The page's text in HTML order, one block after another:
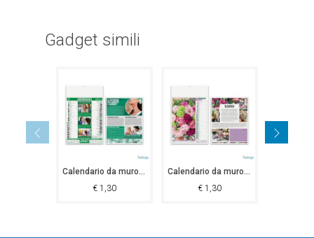
Gadget simili
Calendario da muro Farmacia
€1,30
Calendario da muro Fiori
€1,30